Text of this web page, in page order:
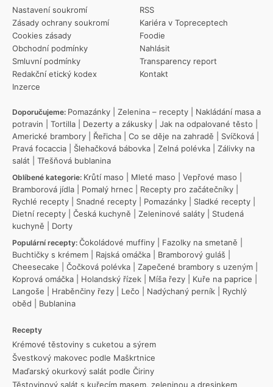
Nastavení soukromí
Zásady ochrany soukromí
Cookies zásady
Obchodní podmínky
Smluvní podmínky
Redakční etický kodex
Inzerce
RSS
Kariéra v Topreceptech
Foodie
Nahlásit
Transparency report
Kontakt
Doporučujeme: Pomazánky Zelenina – recepty
Nakládání masa a
potravin
Tortilla Dezerty a zákusky Jak na odpalované těsto
Americké brambory
Řeřicha Co se děje na zahradě Svíčková
Pravá focaccia
Šlehačková bábovka Zelná polévka
Zálivky na
salát
Třešňová bublanina
Oblíbené kategorie: Krůtí maso Mleté maso Vepřové maso
Bramborová jídla
Pomalý hrnec Recepty pro začátečníky
Rychlé recepty
Snadné recepty Pomazánky Sladké recepty
Dietní recepty
Česká kuchyně Zeleninové saláty
Studená
kuchyně
Dorty
Populární recepty: Čokoládové muffiny Fazolky na smetaně
Buchtičky s krémem
Rajská omáčka Bramborový guláš
Cheesecake
Čočková polévka Zapečené brambory s uzeným
Koprová omáčka
Holandský řízek Míša řezy Kuře na paprice
Langoše
Hraběnčiny řezy Lečo Nadýchaný perník
Rychlý
oběd
Bublanina
Recepty
Krémové těstoviny s cuketou a sýrem
Švestkový makovec podle Maškrtnice
Maďarský okurkový salát podle Čiriny
Těstovinový salát s kuřecím masem, zeleninou a dresinkem